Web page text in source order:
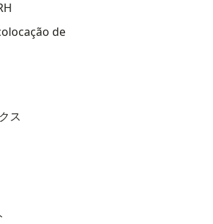
de
ス